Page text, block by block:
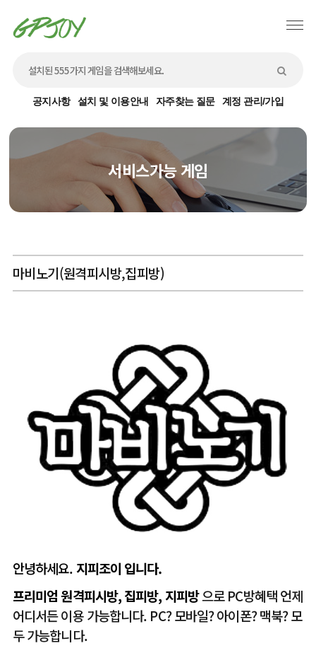
공지사항 설치 및 이용안내 자주찾는 질문 계정 관리/가입
서비스가능 게임
마비노기(원격피시방,집피방)
안녕하세요. 지피조이 입니다.
프리미엄 원격피시방, 집피방, 지피방으로 PC방혜택 언제
어디서든 이용 가능합니다. PC? 모바일? 아이폰? 맥북? 모
두 가능합니다.